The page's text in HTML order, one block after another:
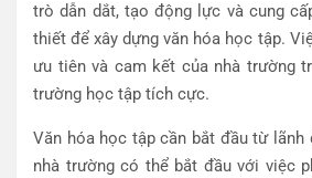
trò dẫn dắt, tạo động lực và cung
thiết để xây dựng văn hóa học tập.
ưu tiên và cam kết của nhà trường
trường học tập tích cực.
Văn hóa học tập cần bắt đầu từ lãnh
nhà trường có thể bắt đầu với việc